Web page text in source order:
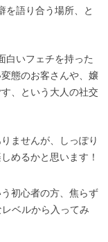
を語り合う場所、と
白いフェチを持った
態のお客さんや、嬢
、という大人の社交
ませんが、しっぽり
めるかと思います！
初心者の方、焦らず
ベルから入ってみ